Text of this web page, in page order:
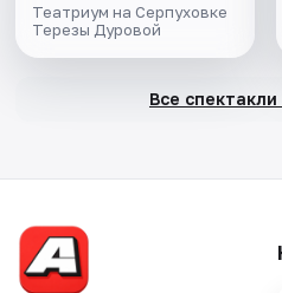
Театриум на Серпуховке
Терезы Дуровой
Все